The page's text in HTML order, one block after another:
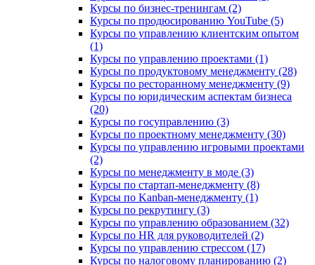
Курсы по бизнес-тренингам (2)
Курсы по продюсированию YouTube (5)
Курсы по управлению клиентским опытом
(1)
Курсы по управлению проектами (1)
Курсы по продуктовому менеджменту (28)
Курсы по ресторанному менеджменту (9)
Курсы по юридическим аспектам бизнеса
(20)
Курсы по госуправлению (3)
Курсы по проектному менеджменту (30)
Курсы по управлению игровыми проектами
(2)
Курсы по менеджменту в моде (3)
Курсы по стартап-менеджменту (8)
Курсы по Kanban-менеджменту (1)
Курсы по рекрутингу (3)
Курсы по управлению образованием (32)
Курсы по HR для руководителей (2)
Курсы по управлению стрессом (17)
Курсы по налоговому планированию (2)